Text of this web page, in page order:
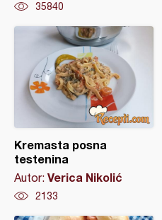
35840
Kremasta posna
testenina
Autor: Verica Nikolić
2133